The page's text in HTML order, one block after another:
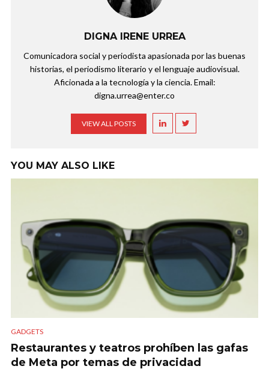
DIGNA IRENE URREA
Comunicadora social y periodista apasionada por las buenas
historias, el periodismo literario y el lenguaje audiovisual.
Aficionada a la tecnología y la ciencia. Email:
digna.urrea@enter.co
VIEW ALL POSTS
YOU MAY ALSO LIKE
GADGETS
Restaurantes y teatros prohíben las gafas
de Meta por temas de privacidad